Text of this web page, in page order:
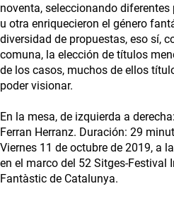
noventa, seleccionando
u otra enriquecieron el género
diversidad de propuestas, eso sí,
comuna, la elección de títulos
de los casos, muchos de ellos
poder visionar.
En la mesa, de izquierda a
Ferran Herranz. Duración: 29
Viernes 11 de octubre de 2019, a
en el marco del 52 Sitges-Festival
Fantàstic de Catalunya.